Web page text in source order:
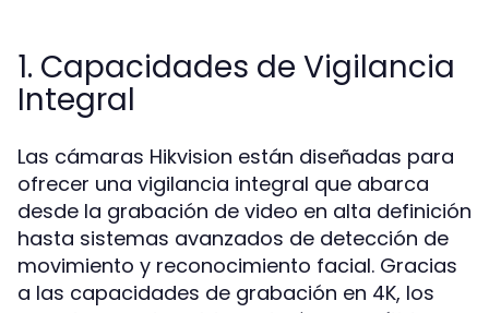
1. Capacidades de Vigilancia
Integral
Las cámaras Hikvision están diseñadas para
ofrecer una vigilancia integral que abarca
desde la grabación de video en alta definición
hasta sistemas avanzados de detección de
movimiento y reconocimiento facial. Gracias
a las capacidades de grabación en 4K, los